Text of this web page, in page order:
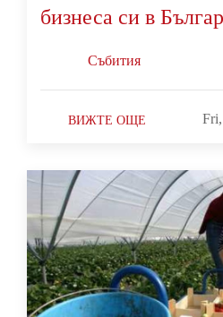
бизнеса си в
Събития
ВИЖТЕ ОЩЕ